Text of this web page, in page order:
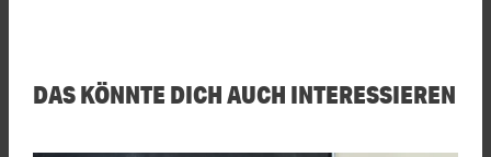
DAS KÖNNTE DICH AUCH INTERESSIEREN